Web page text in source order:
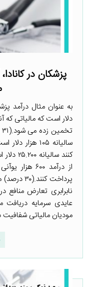
پزشکان در
سالیانه ۱۰۵
پرداخت
نابرابری تعارض منافع
عایدی سرمایه
مودیان مالیاتی شفافیت